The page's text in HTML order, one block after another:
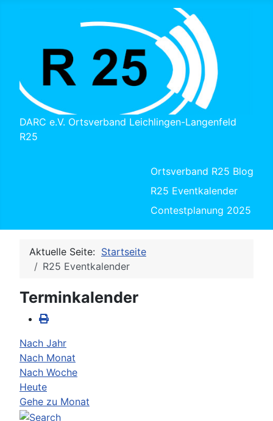
DARC e.V. Ortsverband Leichlingen-Langenfeld
R25
Ortsverband R25 Blog
R25 Eventkalender
Contestplanung 2025
Aktuelle Seite: Startseite
R25 Eventkalender
Terminkalender
Nach Jahr
Nach Monat
Nach Woche
Heute
Gehe zu Monat